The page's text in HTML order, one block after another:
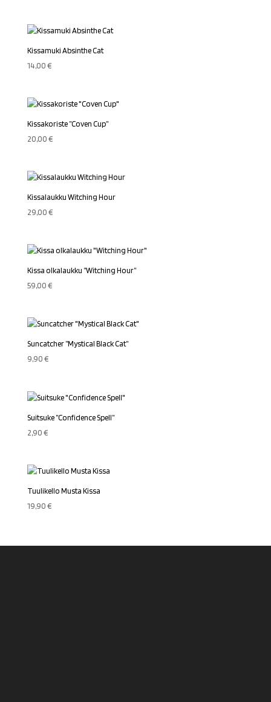
Kissamuki Absinthe Cat
14,00€
Kissakoriste ”Coven Cup”
20,00€
Kissalaukku Witching Hour
29,00€
Kissa olkalaukku ”Witching Hour”
59,00€
Suncatcher ”Mystical Black Cat”
9,90€
Suitsuke ”Confidence Spell”
2,90€
Tuulikello Musta Kissa
19,90€